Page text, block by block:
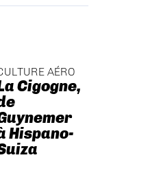
AÉRO
Cigogne,
Hispano-